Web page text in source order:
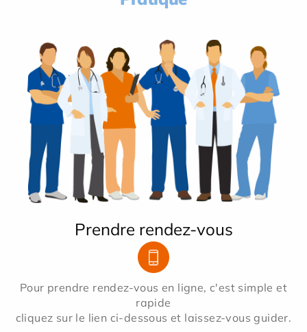
Prendre rendez-vous
Pour prendre rendez-vous en ligne, c'est simple et
rapide
cliquez sur le lien ci-dessous et laissez-vous guider.